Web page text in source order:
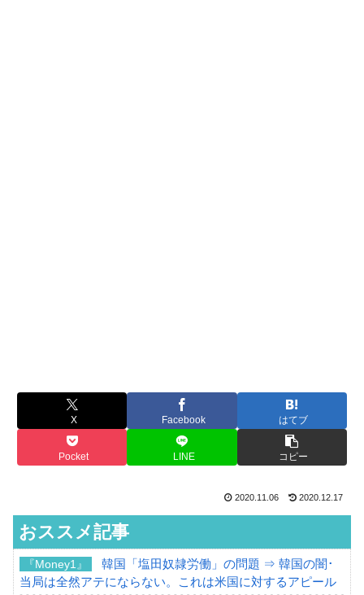
X Facebook はてブ
Pocket LINE コピー
2020.11.06 2020.12.17
おススメ記事
『Money1』
韓国「塩田奴隷労働」の問題 ⇒ 韓国の闇･
当局は全然アテにならない。これは米国に対するアピール